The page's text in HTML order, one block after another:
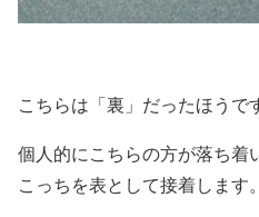
こちらは「裏」だったほうで
個人的にこちらの方が落ち着
こっちを表として接着します。